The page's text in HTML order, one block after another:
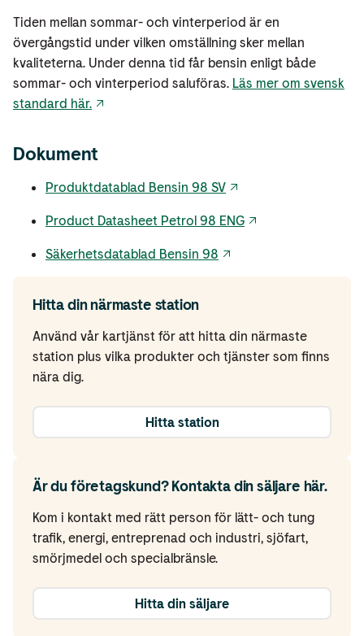
Tiden mellan sommar- och vinterperiod är en
övergångstid under vilken omställning sker mellan
kvaliteterna. Under denna tid får bensin enligt både
sommar- och vinterperiod saluföras. Läs mer om svensk
standard här.
Dokument
Produktdatablad Bensin 98 SV
Product Datasheet Petrol 98 ENG
Säkerhetsdatablad Bensin 98
Hitta din närmaste station
Använd vår kartjänst för att hitta din närmaste
station plus vilka produkter och tjänster som finns
nära dig.
Hitta station
Är du företagskund? Kontakta din säljare här.
Kom i kontakt med rätt person för lätt- och tung
trafik, energi, entreprenad och industri, sjöfart,
smörjmedel och specialbränsle.
Hitta din säljare